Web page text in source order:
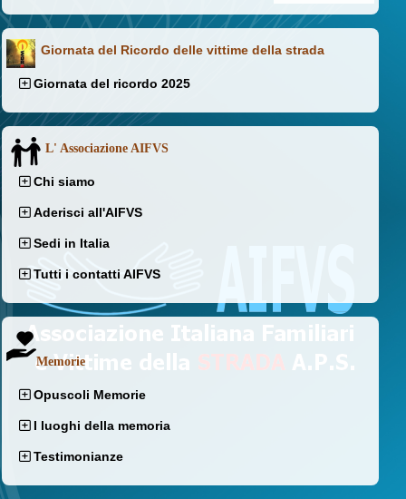
Giornata del Ricordo delle vittime della strada
Giornata del ricordo 2025
L' Associazione AIFVS
Chi siamo
Aderisci all'AIFVS
Sedi in Italia
Tutti i contatti AIFVS
Memorie
Opuscoli Memorie
I luoghi della memoria
Testimonianze